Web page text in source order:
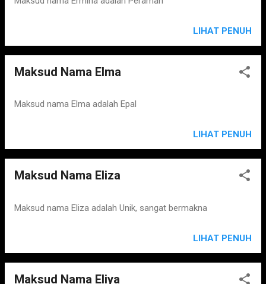
LIHAT PENUH
Maksud Nama Elma
Maksud nama Elma adalah Epal
LIHAT PENUH
Maksud Nama Eliza
Maksud nama Eliza adalah Unik, sangat bermakna
LIHAT PENUH
Maksud Nama Eliya